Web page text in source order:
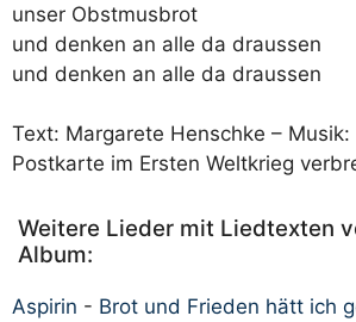
unser Obstmusbrot
und denken an alle da draussen
und denken an alle da draussen
Text: Margarete Henschke – Musik:
Postkarte im Ersten Weltkrieg
Weitere Lieder mit Liedtexten
Album:
Aspirin - Brot und Frieden hätt ich